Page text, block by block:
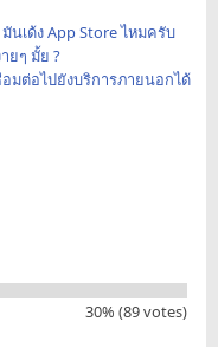
นเด้ง App Store ไหมครับ
ยๆ มั้ย ?
อมต่อไปยังบริการภายนอกได้
30% (89 votes)